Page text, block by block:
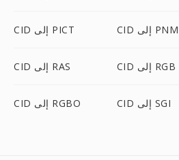
CID إلى PICT CID إلى PNM
CID إلى RAS CID إلى RGB
CID إلى RGBO CID إلى SGI